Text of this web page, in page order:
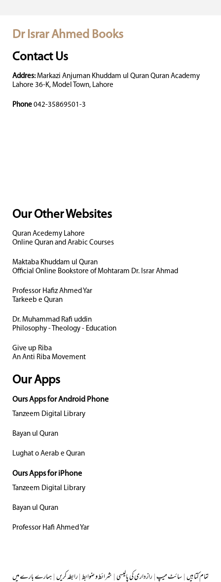
Dr Israr Ahmed Books
Contact Us
Addres: Markazi Anjuman Khuddam ul Quran Quran Academy
Lahore 36-K, Model Town, Lahore
Phone 042-35869501-3
Our Other Websites
Quran Acedemy Lahore
Online Quran and Arabic Courses
Maktaba Khuddam ul Quran
Official Online Bookstore of Mohtaram Dr. Israr Ahmad
Professor Hafiz Ahmed Yar
Tarkeeb e Quran
Dr. Muhammad Rafi uddin
Philosophy - Theology - Education
Give up Riba
An Anti Riba Movement
Our Apps
Ours Apps for Android Phone
Tanzeem Digital Library
Bayan ul Quran
Lughat o Aerab e Quran
Ours Apps for iPhone
Tanzeem Digital Library
Bayan ul Quran
Professor Hafi Ahmed Yar
ہمارے بارے میں|رابطہ کریں|شرائط و ضوابط|رازداری کی پالیسی|سائٹ میپ|تمام کتابیں